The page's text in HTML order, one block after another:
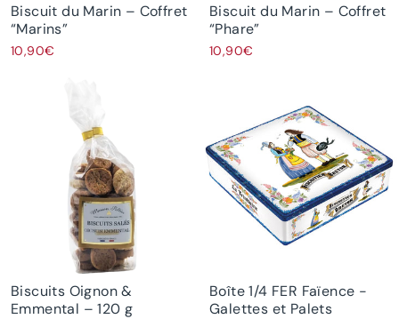
Biscuit du Marin – Coffret
“Marins”
10,90€
Biscuit du Marin – Coffret
“Phare”
10,90€
Biscuits Oignon &
Emmental – 120 g
Boîte 1/4 FER Faïence -
Galettes et Palets